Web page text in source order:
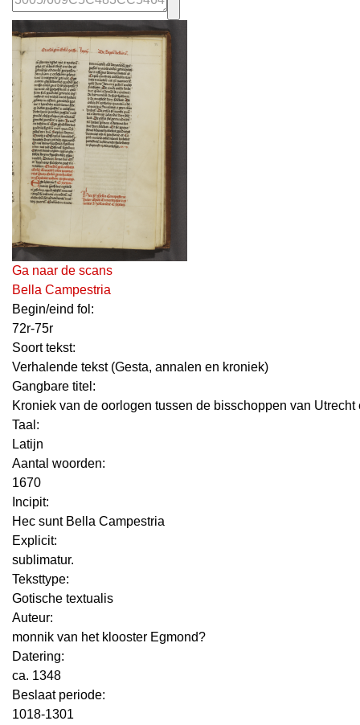
Ga naar de scans
Bella Campestria
Begin/eind fol:
72r-75r
Soort tekst:
Verhalende tekst (Gesta, annalen en kroniek)
Gangbare titel:
Kroniek van de oorlogen tussen de bisschoppen van
Taal:
Latijn
Aantal woorden:
1670
Incipit:
Hec sunt Bella Campestria
Explicit:
sublimatur.
Teksttype:
Gotische textualis
Auteur:
monnik van het klooster Egmond?
Datering:
ca. 1348
Beslaat periode:
1018-1301